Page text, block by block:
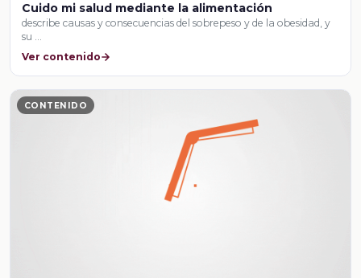
Cuido mi salud mediante la alimentación
describe causas y consecuencias del sobrepeso y de la obesidad, y
su …
Ver contenido
CONTENIDO